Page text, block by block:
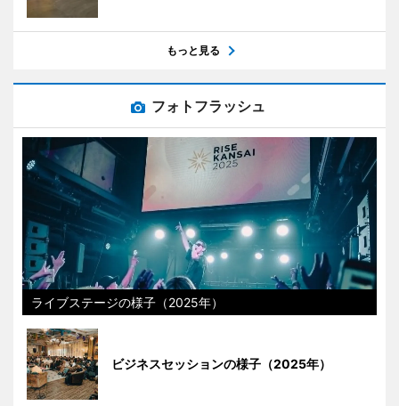
もっと見る
フォトフラッシュ
ライブステージの様子（2025年）
ビジネスセッションの様子（2025年）